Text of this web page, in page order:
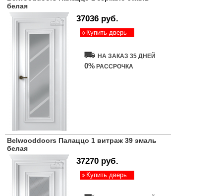
белая
37036 руб.
Купить дверь
НА ЗАКАЗ 35 ДНЕЙ
0% РАССРОЧКА
Belwooddoors Палаццо 1 витраж 39 эмаль
белая
37270 руб.
Купить дверь